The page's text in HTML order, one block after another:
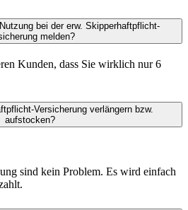
bei der erw. Skipperhaftpflicht-
melden?
Kunden, dass Sie wirklich nur 6
Versicherung verlängern bzw.
aufstocken?
sind kein Problem. Es wird einfach